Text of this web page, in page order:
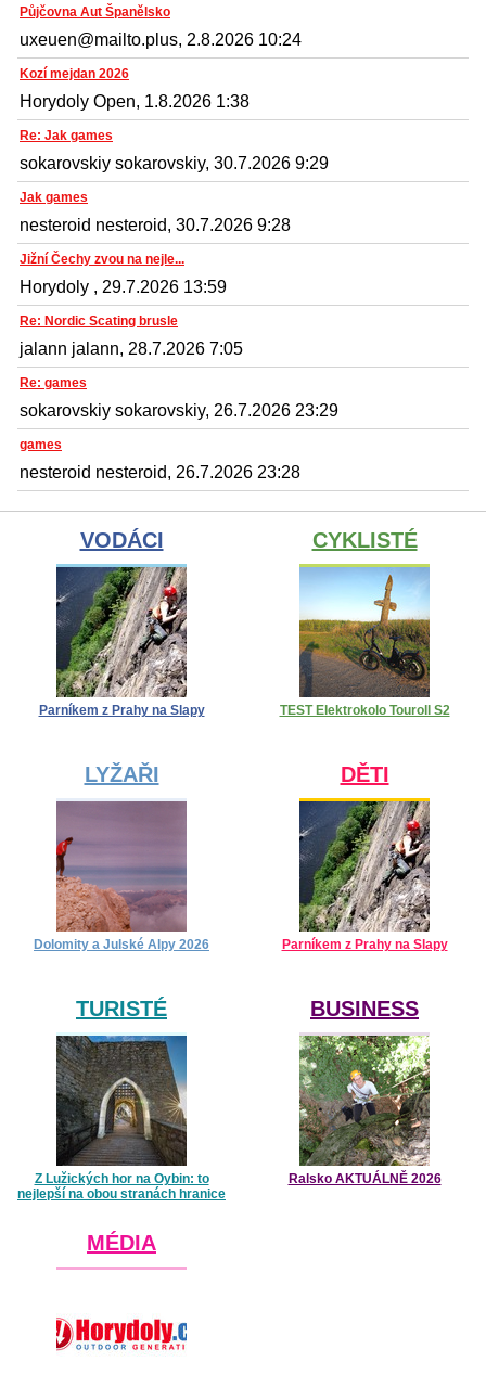
Půjčovna Aut Španělsko
uxeuen@mailto.plus, 2.8.2026 10:24
Kozí mejdan 2026
Horydoly Open, 1.8.2026 1:38
Re: Jak games
sokarovskiy sokarovskiy, 30.7.2026 9:29
Jak games
nesteroid nesteroid, 30.7.2026 9:28
Jižní Čechy zvou na nejle...
Horydoly , 29.7.2026 13:59
Re: Nordic Scating brusle
jalann jalann, 28.7.2026 7:05
Re: games
sokarovskiy sokarovskiy, 26.7.2026 23:29
games
nesteroid nesteroid, 26.7.2026 23:28
VODÁCI
Parníkem z Prahy na Slapy
CYKLISTÉ
TEST Elektrokolo Touroll S2
LYŽAŘI
Dolomity a Julské Alpy 2026
DĚTI
Parníkem z Prahy na Slapy
TURISTÉ
Z Lužických hor na Oybin: to
nejlepší na obou stranách hranice
BUSINESS
Ralsko AKTUÁLNĚ 2026
MÉDIA